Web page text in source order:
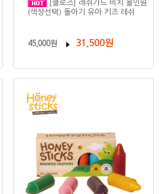
[클로즈] 래쉬가드 비치 올인원
(색상선택) 돌아기 유아 키즈 레쉬
45,000원 31,500원